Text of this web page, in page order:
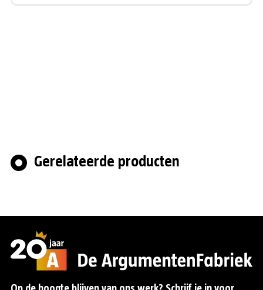
Gerelateerde producten